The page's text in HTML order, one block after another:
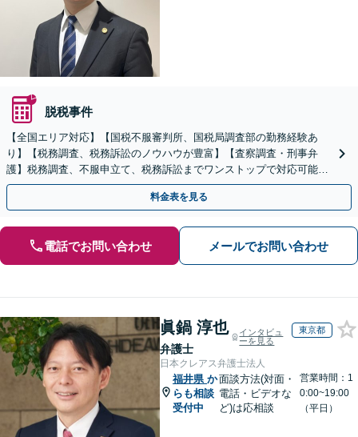
脱税事件
【全国エリア対応】【国税不服審判所、国税局調査部の勤務経験あ
り】【税務調査、税務訴訟のノウハウが豊富】【査察調査・刑事弁
護】税務調査、不服申立て、税務訴訟までワンストップで対応可能！
事業承継にも対応【休日・夜間相談可】
料金表を見る
電話でお問い合わせ メールでお問い合わせ
眞鍋 淳也
弁護士
インタビュ
ーを見る
東京都
日本クレアス弁護士法人
福井県 か
らも相談
受付中
面談方法(対面・
電話・ビデオな
ど)は応相談
営業時間：1
0:00~19:00
（平日）